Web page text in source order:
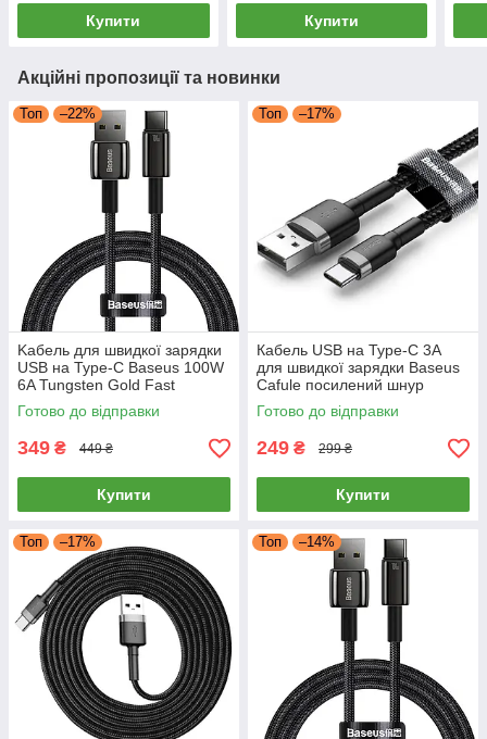
Купити Купити
Акційні пропозиції та новинки
Топ –22%
Kабель для швидкої зарядки
USB на Type-C Baseus 100W
6A Tungsten Gold Fast
Charging Cable 2м (чорний)
Готово до відправки
349 ₴ 449 ₴
Купити
Топ –17%
Кабель USB на Type-C 3А
для швидкої зарядки Baseus
Cafule посилений шнур
нейлоновий 1м (чорний)
Готово до відправки
249 ₴ 299 ₴
Купити
Топ –17% Топ –14%